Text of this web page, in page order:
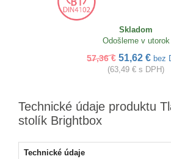
Skladom
Odošleme v utorok
57,36 € 51,62 € bez
(63,49 € s DPH)
Technické údaje produktu
stolík Brightbox
Technické údaje